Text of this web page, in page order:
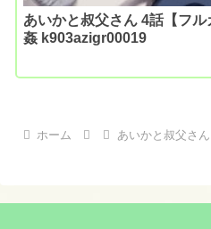
あいかと叔父さん 4話【フ
姦 k903azigr00019
ホーム あいかと叔父さん